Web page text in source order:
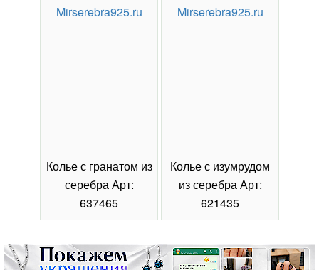
Колье с гранатом из
серебра Арт:
637465
Колье с изумрудом
из серебра Арт:
621435